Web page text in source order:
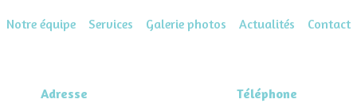
Notre équipe Services Galerie photos Actualités Contact
Adresse Téléphone